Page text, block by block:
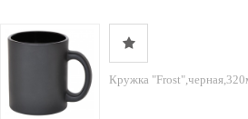
Кружка